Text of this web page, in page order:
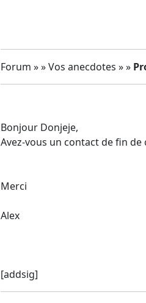
Forum » » Vos anecdotes » »
Bonjour Donjeje,
Avez-vous un contact de fin
Merci
Alex
[addsig]